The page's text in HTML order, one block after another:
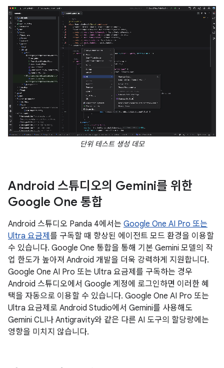
단위 테스트 생성 데모
Android 스튜디오의 Gemini를 위한
Google One 통합
Android 스튜디오 Panda 4에서는 Google One AI Pro 또는
Ultra 요금제 를 구독할 때 향상된 에이전트 모드 환경을 이용할
수 있습니다. Google One 통합을 통해 기본 Gemini 모델의 작
업 한도가 높아져 Android 개발을 더욱 강력하게 지원합니다.
Google One AI Pro 또는 Ultra 요금제를 구독하는 경우
Android 스튜디오에서 Google 계정에 로그인하면 이러한 혜
택을 자동으로 이용할 수 있습니다. Google One AI Pro 또는
Ultra 요금제로 Android Studio에서 Gemini를 사용해도
Gemini CLI나 Antigravity와 같은 다른 AI 도구의 할당량에는
영향을 미치지 않습니다.